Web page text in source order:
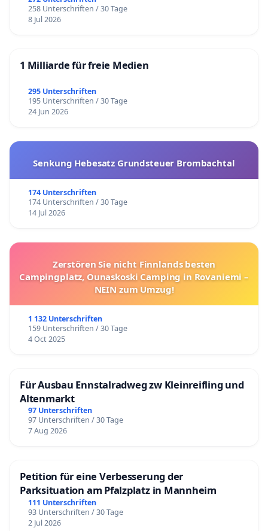
258 Unterschriften / 30 Tage
8 Jul 2026
1 Milliarde für freie Medien
295 Unterschriften
195 Unterschriften / 30 Tage
24 Jun 2026
Senkung Hebesatz Grundsteuer Brombachtal
174 Unterschriften
174 Unterschriften / 30 Tage
14 Jul 2026
Zerstören Sie nicht Finnlands besten
Campingplatz, Ounaskoski Camping in Rovaniemi –
NEIN zum Umzug!
1 132 Unterschriften
159 Unterschriften / 30 Tage
4 Oct 2025
Für Ausbau Ennstalradweg zw Kleinreifling und
Altenmarkt
97 Unterschriften
97 Unterschriften / 30 Tage
7 Aug 2026
Petition für eine Verbesserung der
Parksituation am Pfalzplatz in Mannheim
111 Unterschriften
93 Unterschriften / 30 Tage
2 Jul 2026